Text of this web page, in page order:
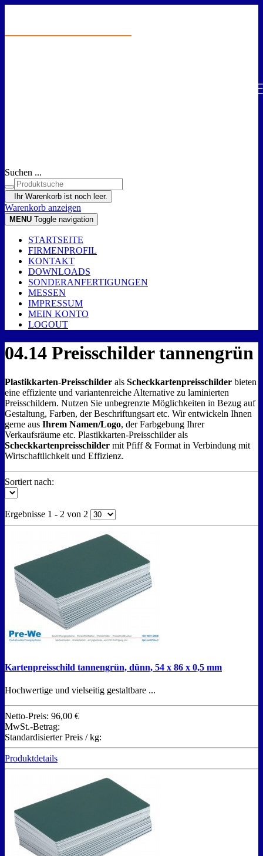
Suchen ...
Ihr Warenkorb ist noch leer.
Warenkorb anzeigen
MENU Toggle navigation
STARTSEITE
FIRMENPROFIL
KONTAKT
DOWNLOADS
SONDERANFERTIGUNGEN
MESSEN
IMPRESSUM
MEIN KONTO
LOGOUT
04.14 Preisschilder tannengrün
Plastikkarten-Preisschilder als Scheckkartenpreisschilder bieten
eine effiziente und variantenreiche Alternative zu laminierten
Preisschildern. Nutzen Sie unbegrenzte Möglichkeiten in Bezug auf
Gestaltung, Farben, der Beschriftungsart etc. Wir entwickeln Ihnen
gerne aus Ihrem Namen/Logo, der Farbgebung Ihrer
Verkaufsräume etc. Plastikkarten-Preisschilder als
Scheckkartenpreisschilder mit Pfiff & Format in Verbindung mit
Wirtschaftlichkeit und Effizienz.
Sortiert nach:
Ergebnisse 1 - 2 von 2
Kartenpreisschild tannengrün, dünn, 54 x 86 x 0,5 mm
Hochwertige und vielseitig gestaltbare ...
Netto-Preis: 96,00 €
MwSt.-Betrag:
Standardisierter Preis / kg:
Produktdetails